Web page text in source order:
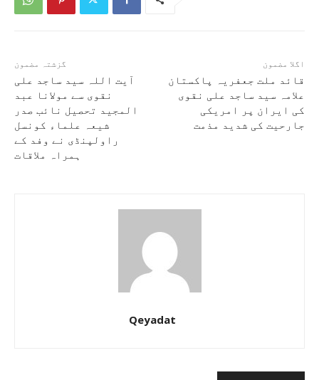
گزشتہ مضمون
آیت اللہ سید ساجد علی
نقوی سے مولانا عبد
المجید تحصیل نائب صدر
شیعہ علماء کونسل
راولپنڈی نے وفد کے
ہمراہ ملاقات
اگلا مضمون
قائد ملت جعفریہ پاکستان
علامہ سید ساجد علی نقوی
کی ایران پر امریکی
جارحیت کی شدید مذمت
Qeyadat